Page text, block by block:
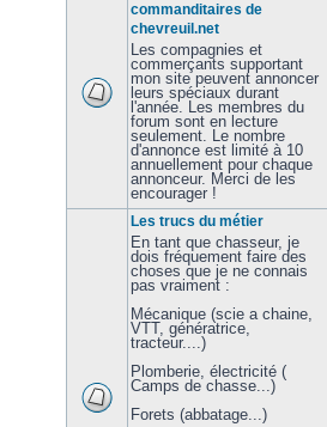
commanditaires de
chevreuil.net
Les compagnies et
commerçants supportant
mon site peuvent annoncer
leurs spéciaux durant
l'année. Les membres du
forum sont en lecture
seulement. Le nombre
d'annonce est limité à 10
annuellement pour chaque
annonceur. Merci de les
encourager !
Les trucs du métier
En tant que chasseur, je
dois fréquement faire des
choses que je ne connais
pas vraiment :
Mécanique (scie a chaine,
VTT, génératrice,
tracteur....)
Plomberie, électricité (
Camps de chasse...)
Forets (abbatage...)